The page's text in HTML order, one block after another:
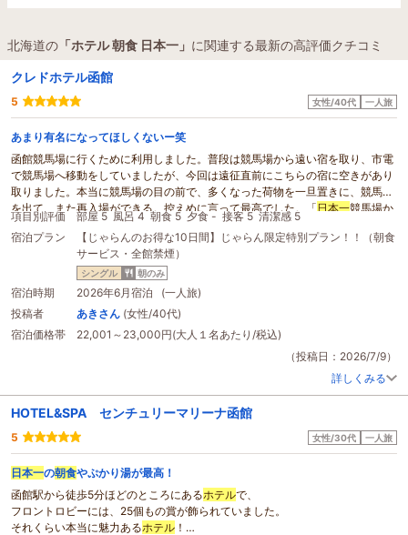
北海道の 「ホテル 朝食 日本一」 に関連する最新の高評価クチコミ
クレドホテル函館
5 女性/40代 一人旅
あまり有名になってほしくないー笑
函館競馬場に行くために利用しました。普段は競馬場から遠い宿を取り、市電
で競馬場へ移動をしていましたが、今回は遠征直前にこちらの宿に空きがあり
取りました。本当に競馬場の目の前で、多くなった荷物を一旦置きに、競馬場
を出て、また再入場ができる。控えめに言って最高でした。「 日本一競馬場か
ら近いホテル 」を謳ってるだけあって、大変利便性が良かったです！私的に
は、混み混みの市電に寿司づめ＆爪先立ちで立って数十分間、競馬場まで移
動、のストレスが全くなく、ほんっとうに良かったです！混んでしまうのでお
すすめしたくないくらい笑
セミバイキングと記載のあった朝食 も「セミ」だし、どうせたかが知れてて、
某 ホテル
のようなふりかけおにぎりとゆで卵なんだろうなと想像してたら、大
手や大きい
ホテル のやうな大きくて種類たくさんのバイキングではないです
が、それでも種類は多く、何しろどれもとても美味しい！
部屋はコンパクトですが、導線も、使い勝手もよく、一人には十分で自分の部
少し行けば湯の川温泉にも近いので次回は足を伸ばそうと思います。
ただ、ホテル 近くはコンビニやスーパーがないので、駅前から、
途中の道で調達する(外食する)か、少し歩いてマックスバリュー、ローソン
と、湯の川温泉方面には大きいコープとセブンイレブンがあります。各階に電
子レンジあります。
2日間大変お世話になりました。また泊まります。
項目別評価 部屋 5 風呂 4 朝食 5 夕食 - 接客 5 清潔感 5
宿泊プラン
【じゃらんのお得な10日間】じゃらん限定特別プラン！！（朝食
サービス・全館禁煙）
シングル 朝のみ
宿泊時期
2026年6月宿泊 (一人旅)
投稿者
あきさん (女性/40代)
宿泊価格帯
22,001～23,000円(大人１名あたり/税込)
（投稿日：2026/7/9）
詳しくみる
HOTEL&SPA センチュリーマリーナ函館
5 女性/30代 一人旅
日本一の朝食やぷかり湯が最高！
函館駅から徒歩5分ほどのところにあるホテルで、
フロントロビーには、25個もの賞が飾られていました。
それくらい本当に魅力あるホテル ！